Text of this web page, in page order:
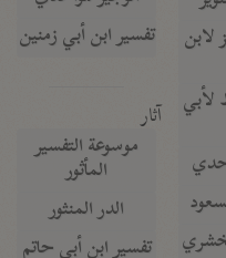
لابن
لأبي
تفسير ابن أبي زمنين
آثار
موسوعة التفسير
المأثور
الدر المنثور
تفسير ابن أبي حاتم